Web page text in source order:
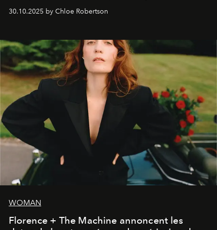
30.10.2025 by Chloe Robertson
WOMAN
Florence + The Machine annoncent les